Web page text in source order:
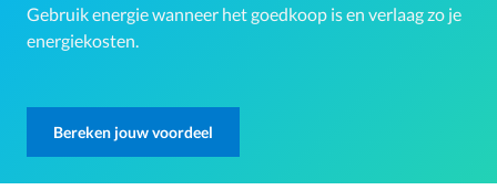
Gebruik energie wanneer het goedkoop is en verlaag zo je
energiekosten.
Bereken jouw voordeel